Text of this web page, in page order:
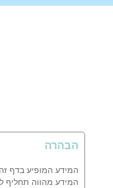
הבהרה
המידע המופיע בדף
המידע מהווה תחליף